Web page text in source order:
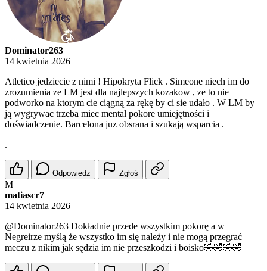
Dominator263
14 kwietnia 2026
Atletico jedziecie z nimi ! Hipokryta Flick . Simeone niech im do
zrozumienia ze LM jest dla najlepszych kozakow , ze to nie
podworko na ktorym cie ciągną za rękę by ci sie udało . W LM by
ją wygrywac trzeba miec mental pokore umiejętności i
doświadczenie. Barcelona juz obsrana i szukają wsparcia .
.
Odpowiedz Zgłoś
M
matiascr7
14 kwietnia 2026
@Dominator263 Dokładnie przede wszystkim pokorę a w
Negreirze myślą że wszystko im się należy i nie mogą przegrać
meczu z nikim jak sędzia im nie przeszkodzi i boisko🤣🤣🤣🤣